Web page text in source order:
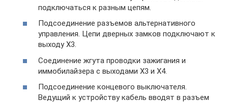
подключаться к разным цепям.
Подсоединение разъемов альтернативного
управления. Цепи дверных замков подключают к
выходу Х3.
Соединение жгута проводки зажигания и
иммобилайзера с выходами Х3 и Х4.
Подсоединение концевого выключателя.
Ведущий к устройству кабель вводят в разъем